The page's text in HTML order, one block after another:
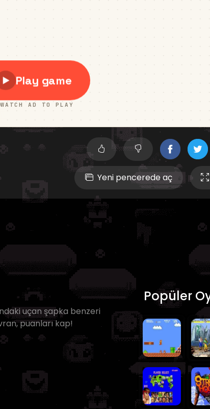
Yeni pencerede aç
uçan şapka benzeri
puanları kap!
Popüler